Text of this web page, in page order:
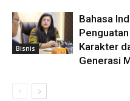
Bisnis
Bahasa
Karakter
Generasi